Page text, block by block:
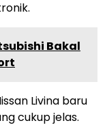
Bakal
Livina baru
cukup jelas.